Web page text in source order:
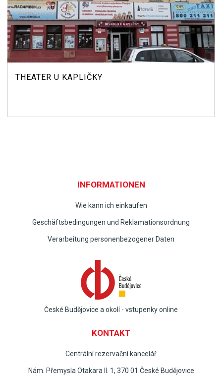
THEATER U KAPLIČKY
INFORMATIONEN
Wie kann ich einkaufen
Geschäftsbedingungen und Reklamationsordnung
Verarbeitung personenbezogener Daten
České Budějovice a okolí - vstupenky online
KONTAKT
Centrální rezervační kancelář
Nám. Přemysla Otakara II. 1, 370 01 České Budějovice